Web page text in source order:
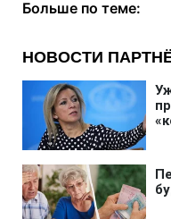
Больше по теме: